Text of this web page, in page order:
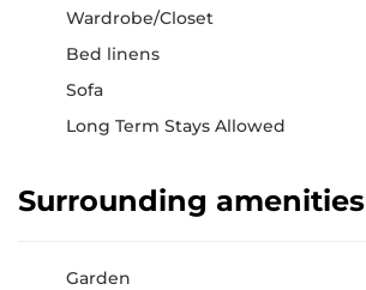
Wardrobe/Closet
Bed linens
Sofa
Long Term Stays Allowed
Surrounding amenities
Garden